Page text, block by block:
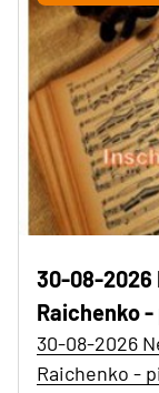
30-08-2026
Raichenko
30-08-2026
Raichenko -